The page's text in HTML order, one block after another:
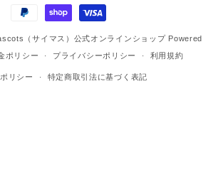
（サイマス）公式オンラインショップ Powered
ポリシー プライバシーポリシー 利用規約
リシー 特定商取引法に基づく表記